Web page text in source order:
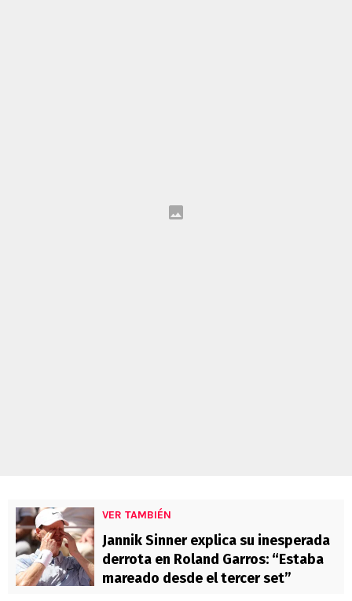
VER TAMBIÉN
Jannik Sinner explica su inesperada
derrota en Roland Garros: “Estaba
mareado desde el tercer set”